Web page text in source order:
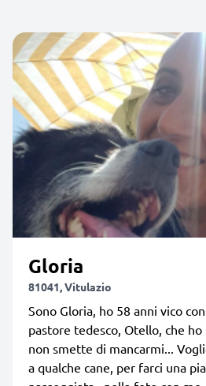
Gloria
81041, Vitulazio
Sono Gloria, ho 58 anni vico
pastore tedesco, Otello, che
non smette di mancarmi...
a qualche cane, per farci una